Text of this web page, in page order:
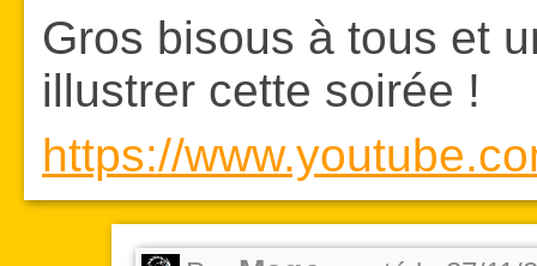
Gros bisous à tous et
illustrer cette soirée !
https://